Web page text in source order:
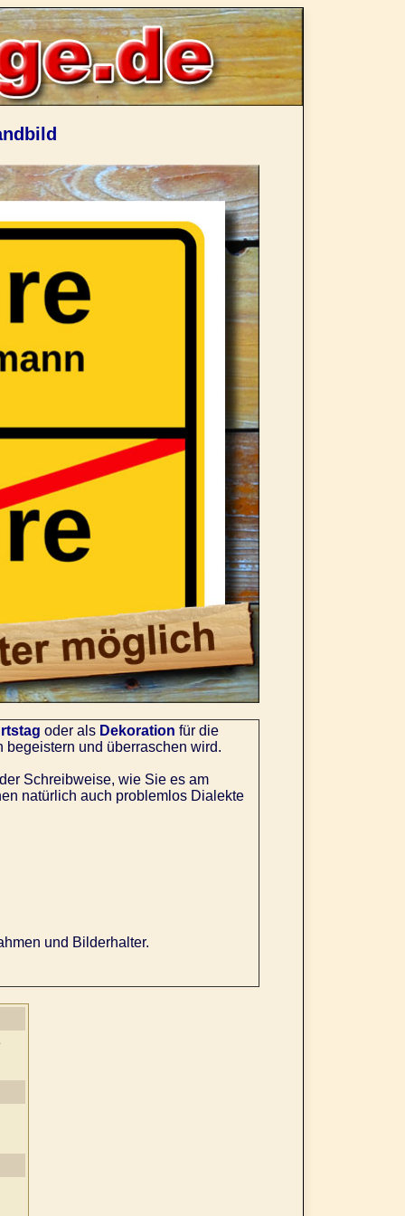
oder als Dekoration für die
begeistern und überraschen wird.
Schreibweise, wie Sie es am
natürlich auch problemlos Dialekte
und Bilderhalter.